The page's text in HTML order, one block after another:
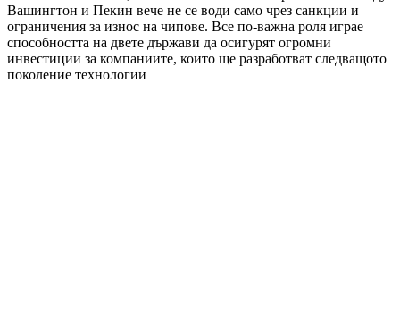
Вашингтон и Пекин вече не се води само чрез санкции и
ограничения за износ на чипове. Все по-важна роля играе
способността на двете държави да осигурят огромни
инвестиции за компаниите, които ще разработват следващото
поколение технологии